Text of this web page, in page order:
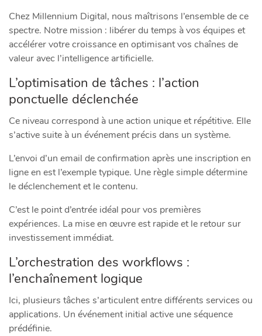
Chez Millennium Digital, nous maîtrisons l’ensemble de ce
spectre. Notre mission : libérer du temps à vos équipes et
accélérer votre croissance en optimisant vos chaînes de
valeur avec l’intelligence artificielle.
L’optimisation de tâches : l’action
ponctuelle déclenchée
Ce niveau correspond à une action unique et répétitive. Elle
s’active suite à un événement précis dans un système.
L’envoi d’un email de confirmation après une inscription en
ligne en est l’exemple typique. Une règle simple détermine
le déclenchement et le contenu.
C’est le point d’entrée idéal pour vos premières
expériences. La mise en œuvre est rapide et le retour sur
investissement immédiat.
L’orchestration des workflows :
l’enchaînement logique
Ici, plusieurs tâches s’articulent entre différents services ou
applications. Un événement initial active une séquence
prédéfinie.